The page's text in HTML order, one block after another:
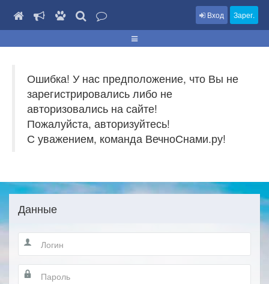
Вход Зарег.
Ошибка! У нас предположение, что Вы не
зарегистрировались либо не
авторизовались на сайте!
Пожалуйста, авторизуйтесь!
С уважением, команда ВечноСнами.ру!
Данные